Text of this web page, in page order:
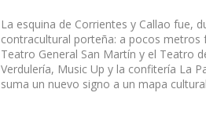
La esquina de Corrientes y Callao fue,
contracultural porteña: a pocos metros
Teatro General San Martín y el Teatro
Verdulería, Music Up y la confitería La
suma un nuevo signo a un mapa